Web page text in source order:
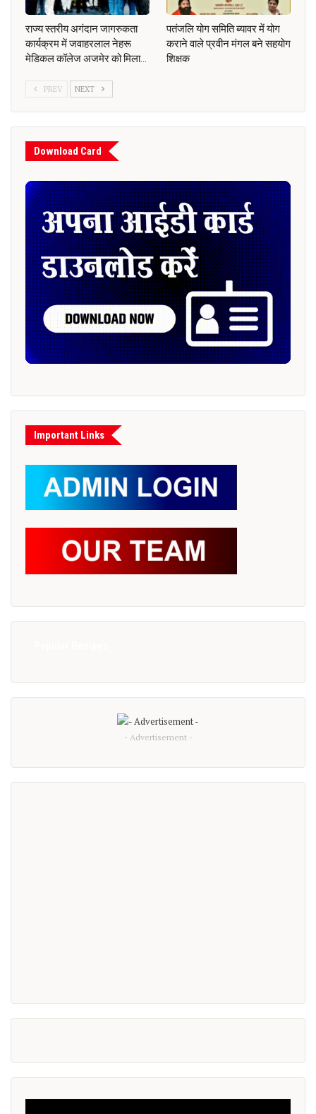
राज्य स्तरीय अगंदान जागरुकता
कार्यक्रम में जवाहरलाल नेहरू
मेडिकल कॉलेज अजमेर को मिला…
पतंजलि योग समिति ब्यावर में योग
कराने वाले प्रवीन मंगल बने सहयोग
शिक्षक
PREV NEXT
Download Card
Important Links
- Advertisement -